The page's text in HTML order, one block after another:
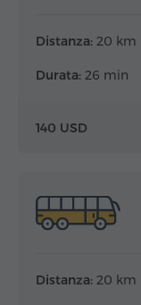
Distanza: 20 km
Durata: 26 min
140 USD
Distanza: 20 km